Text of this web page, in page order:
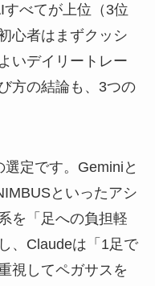
べてが上位（3位
心者はまずクッシ
いデイリートレー
方の結論も、3つの
選定です。Geminiと
といったアシ
を「足への負担軽
、Claudeは「1足で
視してペガサスを